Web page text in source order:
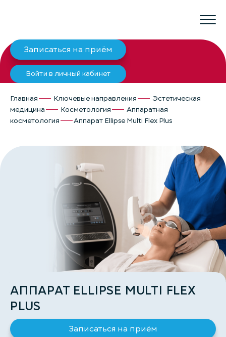
Записаться на приём
Войти в личный кабинет
Главная Ключевые направления
Эстетическая
медицина
Косметология
Аппаратная
косметология
Аппарат Ellipse Multi Flex Plus
АППАРАТ ELLIPSE MULTI FLEX
PLUS
Записаться на приём